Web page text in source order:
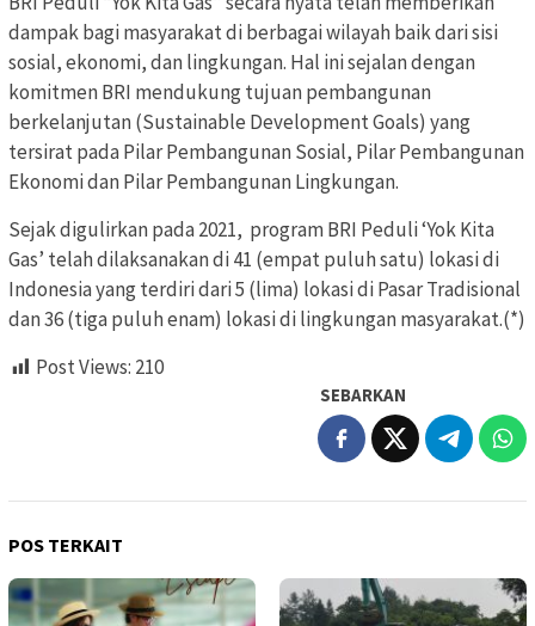
dampak bagi masyarakat di berbagai wilayah baik dari sisi
sosial, ekonomi, dan lingkungan. Hal ini sejalan dengan
komitmen BRI mendukung tujuan pembangunan
berkelanjutan (Sustainable Development Goals) yang
tersirat pada Pilar Pembangunan Sosial, Pilar Pembangunan
Ekonomi dan Pilar Pembangunan Lingkungan.
Sejak digulirkan pada 2021, program BRI Peduli ‘Yok Kita
Gas’ telah dilaksanakan di 41 (empat puluh satu) lokasi di
Indonesia yang terdiri dari 5 (lima) lokasi di Pasar Tradisional
dan 36 (tiga puluh enam) lokasi di lingkungan masyarakat.(*)
Post Views: 210
SEBARKAN
POS TERKAIT